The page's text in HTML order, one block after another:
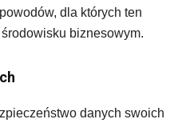
dla których ten
biznesowym.
danych swoich